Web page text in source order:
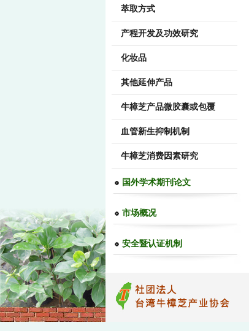
萃取方式
产程开发及功效研究
化妆品
其他延伸产品
牛樟芝产品微胶囊或包覆
血管新生抑制机制
牛樟芝消费因素研究
国外学术期刊论文
市场概况
安全暨认证机制